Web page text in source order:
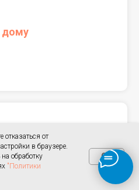
дому
отказаться от
в браузере.
обработку
"Политики
OK